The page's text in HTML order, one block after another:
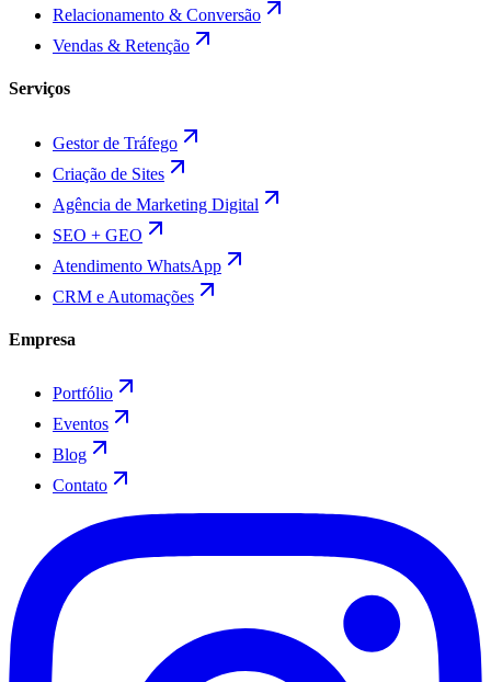
Relacionamento & Conversão
Vendas & Retenção
Serviços
Gestor de Tráfego
Criação de Sites
Agência de Marketing Digital
SEO + GEO
Atendimento WhatsApp
CRM e Automações
Empresa
Portfólio
Eventos
Blog
Contato